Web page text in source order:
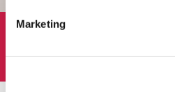
Marketing